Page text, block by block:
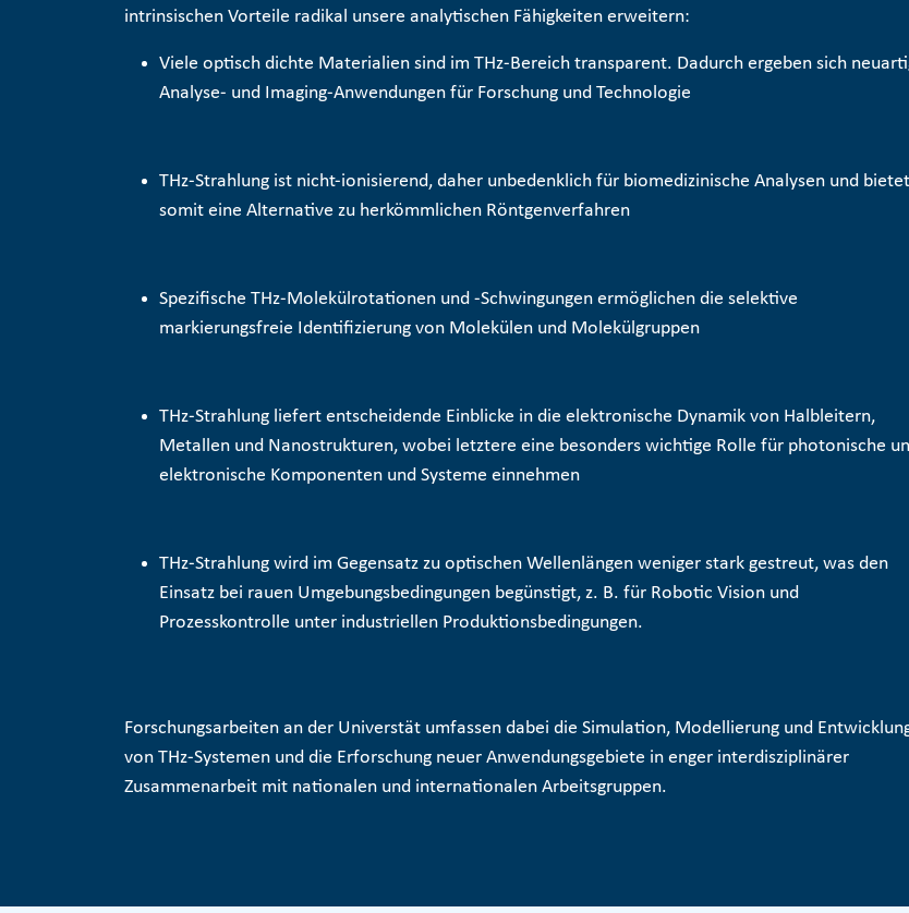
intrinsischen Vorteile radikal unsere analytischen Fähigkeiten erweitern:
Viele optisch dichte Materialien sind im THz-Bereich transparent. Dadurch ergeben sich
Analyse- und Imaging-Anwendungen für Forschung und Technologie
THz-Strahlung ist nicht-ionisierend, daher unbedenklich für biomedizinische Analysen und bietet
somit eine Alternative zu herkömmlichen Röntgenverfahren
Spezifische THz-Molekülrotationen und -Schwingungen ermöglichen die selektive
markierungsfreie Identifizierung von Molekülen und Molekülgruppen
THz-Strahlung liefert entscheidende Einblicke in die elektronische Dynamik von Halbleitern,
Metallen und Nanostrukturen, wobei letztere eine besonders wichtige Rolle für photonische
elektronische Komponenten und Systeme einnehmen
THz-Strahlung wird im Gegensatz zu optischen Wellenlängen weniger stark gestreut, was den
Einsatz bei rauen Umgebungsbedingungen begünstigt, z. B. für Robotic Vision und
Prozesskontrolle unter industriellen Produktionsbedingungen.
Forschungsarbeiten an der Universtät umfassen dabei die Simulation, Modellierung und
von THz-Systemen und die Erforschung neuer Anwendungsgebiete in enger interdisziplinärer
Zusammenarbeit mit nationalen und internationalen Arbeitsgruppen.